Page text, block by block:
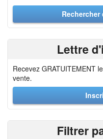
Lettre
Recevez GRATUITEMENT
vente.
Filtrer